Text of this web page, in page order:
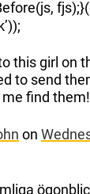
this girl on
to send
find them!
on